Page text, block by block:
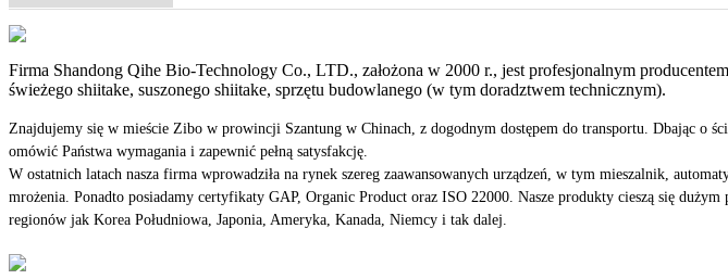
Firma Shandong Qihe Bio-Technology Co., LTD., założona w 2000 r., jest profesjonalnym
świeżego shiitake, suszonego shiitake, sprzętu budowlanego (w tym doradztwem technicznym).
Znajdujemy się w mieście Zibo w prowincji Szantung w Chinach, z dogodnym dostępem do transportu. Dbając o
omówić Państwa wymagania i zapewnić pełną satysfakcję.
W ostatnich latach nasza firma wprowadziła na rynek szereg zaawansowanych urządzeń, w tym mieszalnik,
mrożenia. Ponadto posiadamy certyfikaty GAP, Organic Product oraz ISO 22000. Nasze produkty cieszą się
regionów jak Korea Południowa, Japonia, Ameryka, Kanada, Niemcy i tak dalej.